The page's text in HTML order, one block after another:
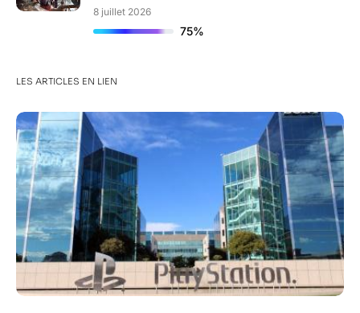
8 juillet 2026
75%
LES ARTICLES EN LIEN